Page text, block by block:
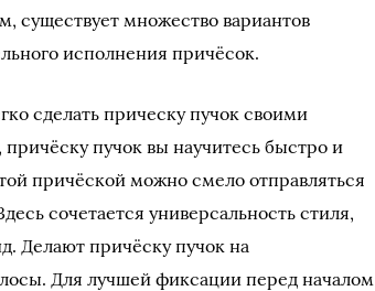
существует множество вариантов
исполнения причёсок.
сделать прическу пучок своими
пучок вы научитесь быстро и
причёской можно смело отправляться
сочетается универсальность стиля,
Делают причёску пучок на
Для лучшей фиксации перед началом